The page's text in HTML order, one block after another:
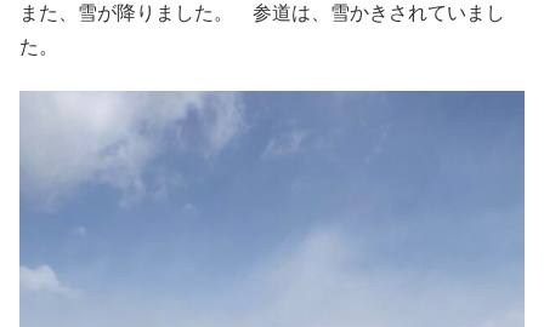
また、雪が降りました。 参道は、雪かきされていまし
た。